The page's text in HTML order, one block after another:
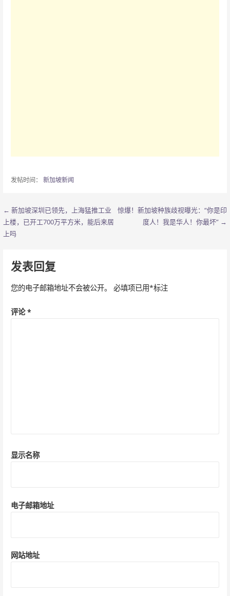
发帖时间： 新加坡新闻
文
章
航
← 新加坡深圳已领先，上海猛推工业
上楼，已开工700万平方米，能后来居
上吗
惊爆！新加坡种族歧视曝光：“你是印
度人！我是华人！你最坏” →
发表回复
您的电子邮箱地址不会被公开。 必填项已用*标注
评论*
显示名称
电子邮箱地址
网站地址